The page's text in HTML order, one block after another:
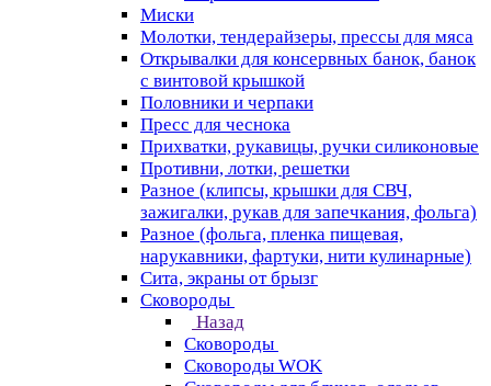
Миски
Молотки, тендерайзеры, прессы для мяса
Открывалки для консервных банок, банок
с винтовой крышкой
Половники и черпаки
Пресс для чеснока
Прихватки, рукавицы, ручки силиконовые
Противни, лотки, решетки
Разное (клипсы, крышки для СВЧ,
зажигалки, рукав для запечкания, фольга)
Разное (фольга, пленка пищевая,
нарукавники, фартуки, нити кулинарные)
Сита, экраны от брызг
Сковороды
Назад
Сковороды
Сковороды WOK